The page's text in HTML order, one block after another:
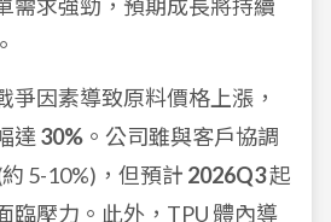
需求強勁，預期成長將持續
爭因素導致原料價格上漲，
達 30% 。公司雖與客戶協調
5-10%)，但預計 2026Q3起
臨壓力。此外，TPU 體內導